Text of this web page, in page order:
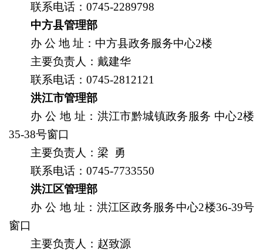
联系电话：0745-2289798
中方县管理部
办 公 地 址 ：中方县政务服务中心2楼
主要负责人 ：戴建华
联系电话：0745-2812121
洪江市管理部
办 公 地 址 ： 洪江市黔城镇政务服务 中心2楼
35-38号窗口
主要负责人 ：梁 勇
联系电话：0745-7733550
洪江区管理部
办 公 地 址 ： 洪江区政务服务中心2楼36-39号
窗口
主要负责人 ：赵致源